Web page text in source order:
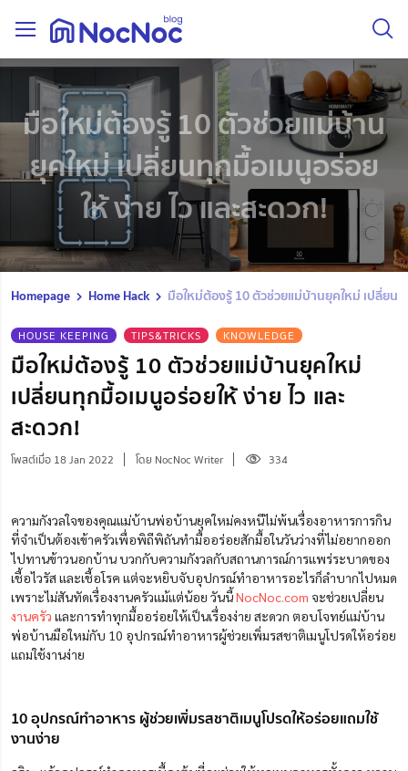
มือใหม่ต้องรู้ 10 ตัวช่วยแม่บ้าน
ยุคใหม่ เปลี่ยนทุกมื้อเมนูอร่อย
ให้ ง่าย ไว และสะดวก!
Homepage Home Hack มือใหม่ต้องรู้ 10 ตัวช่วยแม่บ้านยุคใหม่ เปลี่ยนทุ
HOUSE KEEPING TIPS&TRICKS KNOWLEDGE
มือใหม่ต้องรู้ 10 ตัวช่วยแม่บ้านยุคใหม่
เปลี่ยนทุกมื้อเมนูอร่อยให้ ง่าย ไว และ
สะดวก!
โพสต์เมื่อ 18 Jan 2022 โดย NocNoc Writer 334
ความกังวลใจของคุณแม่บ้านพ่อบ้านยุคใหม่คงหนีไม่พ้นเรื่องอาหารการกิน
ที่จำเป็นต้องเข้าครัวเพื่อพิถีพิถันทำมื้ออร่อยสักมื้อในวันว่างที่ไม่อยากออก
ไปทานข้าวนอกบ้าน บวกกับความกังวลกับสถานการณ์การแพร่ระบาดของ
เชื้อไวรัส และเชื้อโรค แต่จะหยิบจับอุปกรณ์ทำอาหารอะไรก็ลำบากไปหมด
เพราะไม่สันทัดเรื่องงานครัวแม้แต่น้อย วันนี้NocNoc.com จะช่วยเปลี่ยน
งานครัว และการทำทุกมื้ออร่อยให้เป็นเรื่องง่าย สะดวก ตอบโจทย์แม่บ้าน
พ่อบ้านมือใหม่กับ 10 อุปกรณ์ทำอาหารผู้ช่วยเพิ่มรสชาติเมนูโปรดให้อร่อย
แถมใช้งานง่าย
10 อุปกรณ์ทำอาหาร ผู้ช่วยเพิ่มรสชาติเมนูโปรดให้อร่อยแถมใช้
งานง่าย